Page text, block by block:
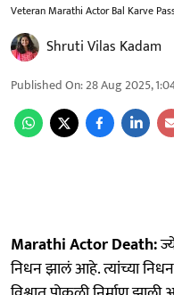
Veteran Marathi Actor Bal Karve
Shruti Vilas Kadam
Published On:28 Aug 2025,
Marathi Actor Death:
निधन झालं आहे. त्यांच्या